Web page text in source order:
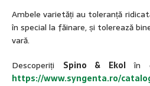
Ambele varietăți au toleranță
în special la făinare, și tolerează
vară.
Descoperiți Spino & Ekolîn
https://www.syngenta.ro/